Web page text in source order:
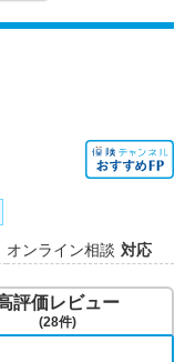
オンライン相談 対応
評価レビュー
(28件)